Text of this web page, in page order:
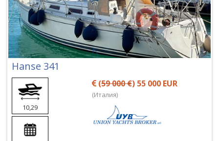
Hanse 341
10,29
(59 000 €) 55 000 EUR
(Италия)